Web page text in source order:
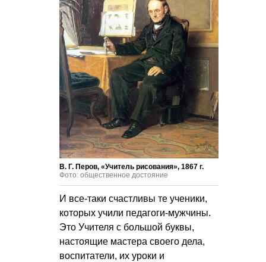
В. Г. Перов, «Учитель рисования», 1867 г.
Фото: общественное достояние
И все-таки счастливы те ученики,
которых учили педагоги-мужчины.
Это Учителя с большой буквы,
настоящие мастера своего дела,
воспитатели, их уроки и